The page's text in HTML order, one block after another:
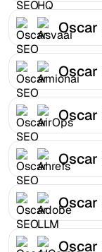
Oscar
Oscar
Oscar
Oscar
Oscar
Oscar